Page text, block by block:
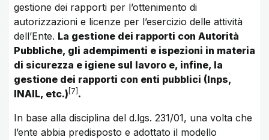
gestione dei rapporti per l’ottenimento di
autorizzazioni e licenze per l’esercizio delle attività
dell’Ente. La gestione dei rapporti con Autorità
Pubbliche, gli adempimenti e ispezioni in materia
di sicurezza e igiene sul lavoro e, infine, la
gestione dei rapporti con enti pubblici (Inps,
INAIL, etc.) 7 .
In base alla disciplina del d.lgs. 231/01, una volta che
l’ente abbia predisposto e adottato il modello